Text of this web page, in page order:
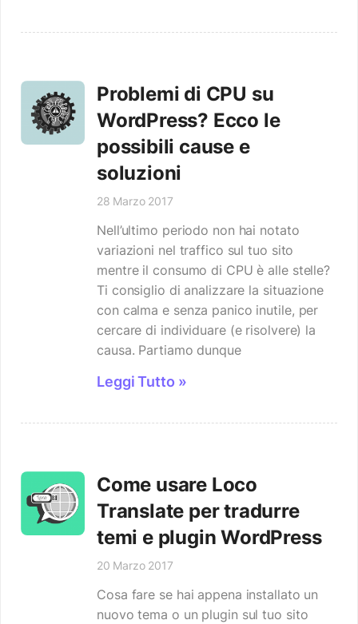
Problemi di CPU su
WordPress? Ecco le
possibili cause e
soluzioni
28 Marzo 2017
Nell’ultimo periodo non hai notato
variazioni nel traffico sul tuo sito
mentre il consumo di CPU è alle stelle?
Ti consiglio di analizzare la situazione
con calma e senza panico inutile, per
cercare di individuare (e risolvere) la
causa. Partiamo dunque
Leggi Tutto »
Come usare Loco
Translate per tradurre
temi e plugin WordPress
20 Marzo 2017
Cosa fare se hai appena installato un
nuovo tema o un plugin sul tuo sito